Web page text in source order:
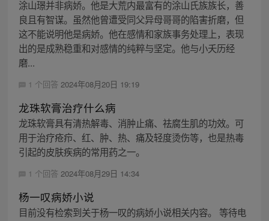
涂山璟并非病娇。他是大荒内最富有的涂山氏族族长，善
良且有智谋。虽然他曾遭受同父异母哥哥的陷害折磨，但
这不能说明他是病娇。他在感情和家族事务处理上，表现
出的是成熟稳重和对感情的纯粹与坚定。他与小夭历经
磨...
1 个回答 2024年08月20日 19:19
龙珠软膏治疗什么病
龙珠软膏具有清热解毒、消肿止痛、祛腐生肌的功效。可
用于治疗疮疖、红、肿、热、痛及轻度烫伤等，也是热毒
引起的皮肤疾病的常用药之一。
1 个回答 2024年08月29日 14:34
杨一叹病娇小说
目前没有检索到关于杨一叹的病娇小说相关内容。 等待电